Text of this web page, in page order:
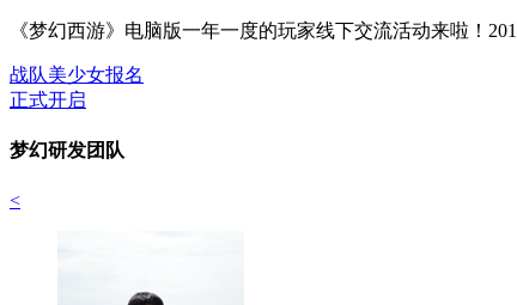
《梦幻西游》电脑版一年一度的玩家线下交流活动来啦！
战队美少女报名
正式开启
梦幻研发团队
<